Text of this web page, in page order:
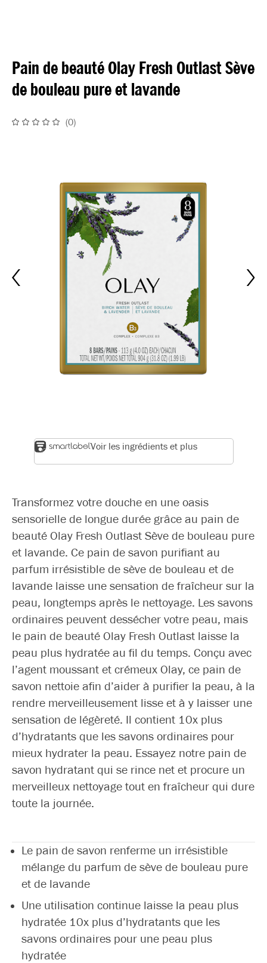
Pain de beauté Olay Fresh Outlast Sève
de bouleau pure et lavande
(0)
Voir les ingrédients et plus
Transformez votre douche en une oasis
sensorielle de longue durée grâce au pain de
beauté Olay Fresh Outlast Sève de bouleau pure
et lavande. Ce pain de savon purifiant au
parfum irrésistible de sève de bouleau et de
lavande laisse une sensation de fraîcheur sur la
peau, longtemps après le nettoyage. Les savons
ordinaires peuvent dessécher votre peau, mais
le pain de beauté Olay Fresh Outlast laisse la
peau plus hydratée au fil du temps. Conçu avec
l’agent moussant et crémeux Olay, ce pain de
savon nettoie afin d’aider à purifier la peau, à la
rendre merveilleusement lisse et à y laisser une
sensation de légèreté. Il contient 10x plus
d’hydratants que les savons ordinaires pour
mieux hydrater la peau. Essayez notre pain de
savon hydratant qui se rince net et procure un
merveilleux nettoyage tout en fraîcheur qui dure
toute la journée.
Le pain de savon renferme un irrésistible
mélange du parfum de sève de bouleau pure
et de lavande
Une utilisation continue laisse la peau plus
hydratée 10x plus d’hydratants que les
savons ordinaires pour une peau plus
hydratée